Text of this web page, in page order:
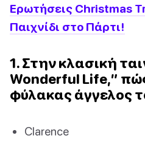
Ερωτήσεις Christmas
Παιχνίδι στο Πάρτι!
1. Στην κλασική
Wonderful Life,”
φύλακας άγγελος
Clarence